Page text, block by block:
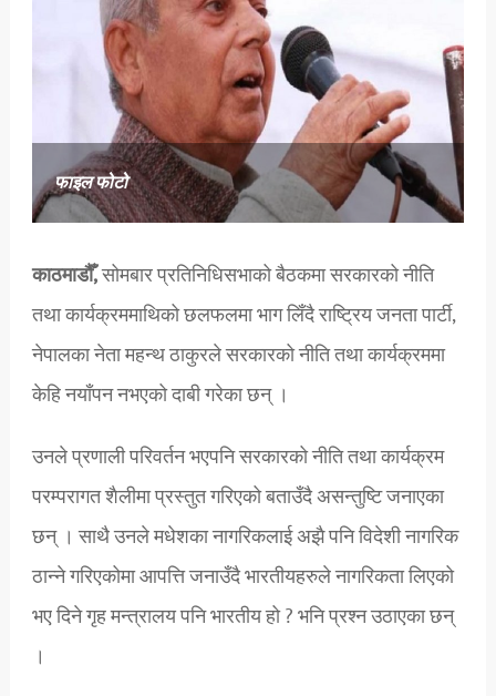
फाइल फोटो
काठमाडौँ,सोमबार प्रतिनिधिसभाको बैठकमा सरकारको नीति
तथा कार्यक्रममाथिको छलफलमा भाग लिँदै राष्ट्रिय जनता पार्टी,
नेपालका नेता महन्थ ठाकुरले सरकारको नीति तथा कार्यक्रममा
केहि नयाँपन नभएको दाबी गरेका छन् ।
उनले प्रणाली परिवर्तन भएपनि सरकारको नीति तथा कार्यक्रम
परम्परागत शैलीमा प्रस्तुत गरिएको बताउँदै असन्तुष्टि जनाएका
छन् । साथै उनले मधेशका नागरिकलाई अझै पनि विदेशी नागरिक
ठान्ने गरिएकोमा आपत्ति जनाउँदै भारतीयहरुले नागरिकता लिएको
भए दिने गृह मन्त्रालय पनि भारतीय हो ? भनि प्रश्न उठाएका छन्
।